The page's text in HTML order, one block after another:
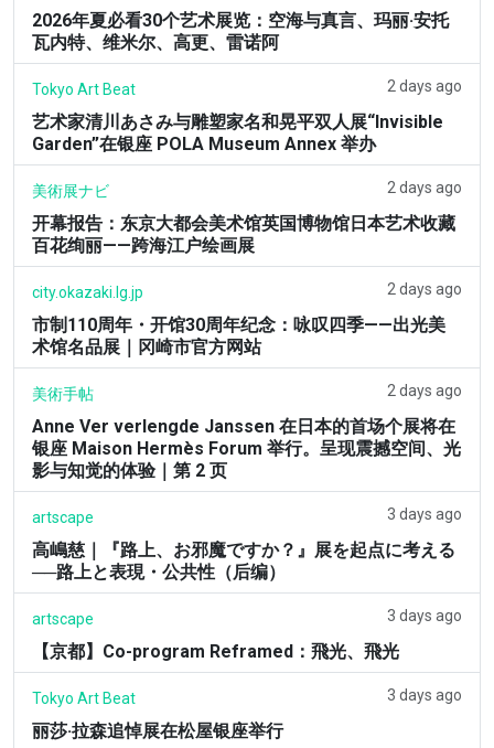
2026年夏必看30个艺术展览：空海与真言、玛丽·安托
瓦内特、维米尔、高更、雷诺阿
Tokyo Art Beat 2 days ago
艺术家清川あさみ与雕塑家名和晃平双人展“Invisible
Garden”在银座 POLA Museum Annex 举办
美術展ナビ 2 days ago
开幕报告：东京大都会美术馆英国博物馆日本艺术收藏
百花绚丽——跨海江户绘画展
city.okazaki.lg.jp 2 days ago
市制110周年・开馆30周年纪念：咏叹四季——出光美
术馆名品展｜冈崎市官方网站
美術手帖 2 days ago
Anne Ver verlengde Janssen 在日本的首场个展将在
银座 Maison Hermès Forum 举行。呈现震撼空间、光
影与知觉的体验｜第 2 页
artscape 3 days ago
高嶋慈｜『路上、お邪魔ですか？』展を起点に考える
──路上と表現・公共性（后编）
artscape 3 days ago
【京都】Co-program Reframed：飛光、飛光
Tokyo Art Beat 3 days ago
丽莎·拉森追悼展在松屋银座举行